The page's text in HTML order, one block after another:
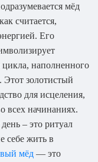
мёд
считается,
Его
наполненного
Этот золотистый
для исцеления,
всех начинаниях.
– это ритуал
себе жить в
мёд — это